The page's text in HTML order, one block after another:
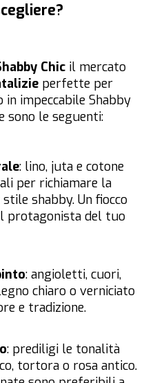
Chic il mercato
perfette per
impeccabile Shabby
sono le seguenti:
: lino, juta e cotone
per richiamare la
shabby. Un fiocco
protagonista del tuo
: angioletti, cuori,
chiaro o verniciato
e tradizione.
: prediligi le tonalità
tortora o rosa antico.